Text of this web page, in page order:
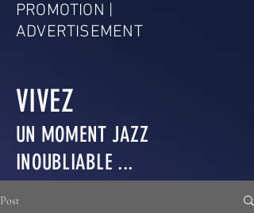
PROMOTION |
ADVERTISEMENT
VIVEZ
UN MOMENT JAZZ
INOUBLIABLE ...
Post